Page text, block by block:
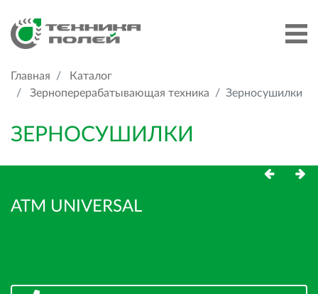
Главная
Каталог
Зерноперерабатывающая техника
Зерносушилки
ЗЕРНОСУШИЛКИ
АТМ UNIVERSAL